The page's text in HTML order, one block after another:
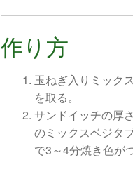
作り方
玉ねぎ入りミック
を取る。
サンドイッチの厚
のミックスベジタ
で3～4分焼き色が